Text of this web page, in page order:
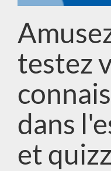
testez
dans
et quizz